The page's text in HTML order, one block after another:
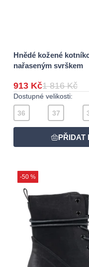
Hnědé kožené
nařaseným svrškem
913 Kč1 816 Kč
Dostupné velikosti:
36 37
-50 %